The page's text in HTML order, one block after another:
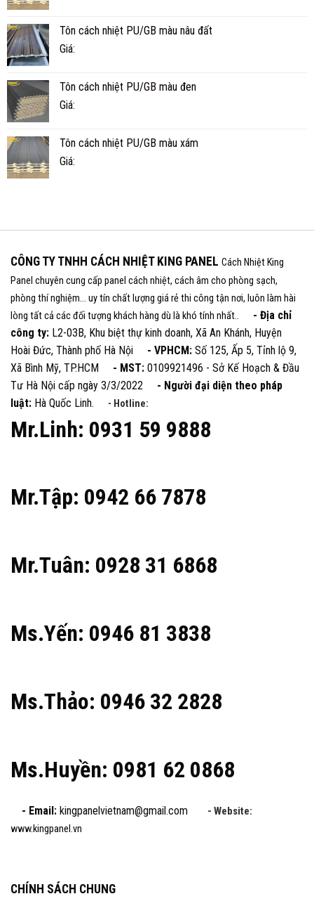
Tôn cách nhiệt PU/GB màu nâu đất
Giá:
Tôn cách nhiệt PU/GB màu đen
Giá:
Tôn cách nhiệt PU/GB màu xám
Giá:
CÔNG TY TNHH CÁCH NHIỆT KING PANEL Cách Nhiệt King
Panel chuyên cung cấp panel cách nhiệt, cách âm cho phòng sạch,
phòng thí nghiệm... uy tín chất lượng giá rẻ thi công tận nơi, luôn làm hài
lòng tất cả các đối tượng khách hàng dù là khó tính nhất..
- Địa chỉ
công ty: L2-03B, Khu biệt thự kinh doanh, Xã An Khánh, Huyện
Hoài Đức, Thành phố Hà Nội - VPHCM: Số 125, Ấp 5, Tỉnh lộ 9,
Xã Bình Mỹ, TP.HCM - MST: 0109921496 - Sở Kế Hoạch & Đầu
Tư Hà Nội cấp ngày 3/3/2022 - Người đại diện theo pháp
luật: Hà Quốc Linh. - Hotline:
Mr.Linh: 0931 59 9888
Mr.Tập: 0942 66 7878
Mr.Tuân: 0928 31 6868
Ms.Yến: 0946 81 3838
Ms.Thảo: 0946 32 2828
Ms.Huyền: 0981 62 0868
- Email: kingpanelvietnam@gmail.com - Website:
www.kingpanel.vn
CHÍNH SÁCH CHUNG